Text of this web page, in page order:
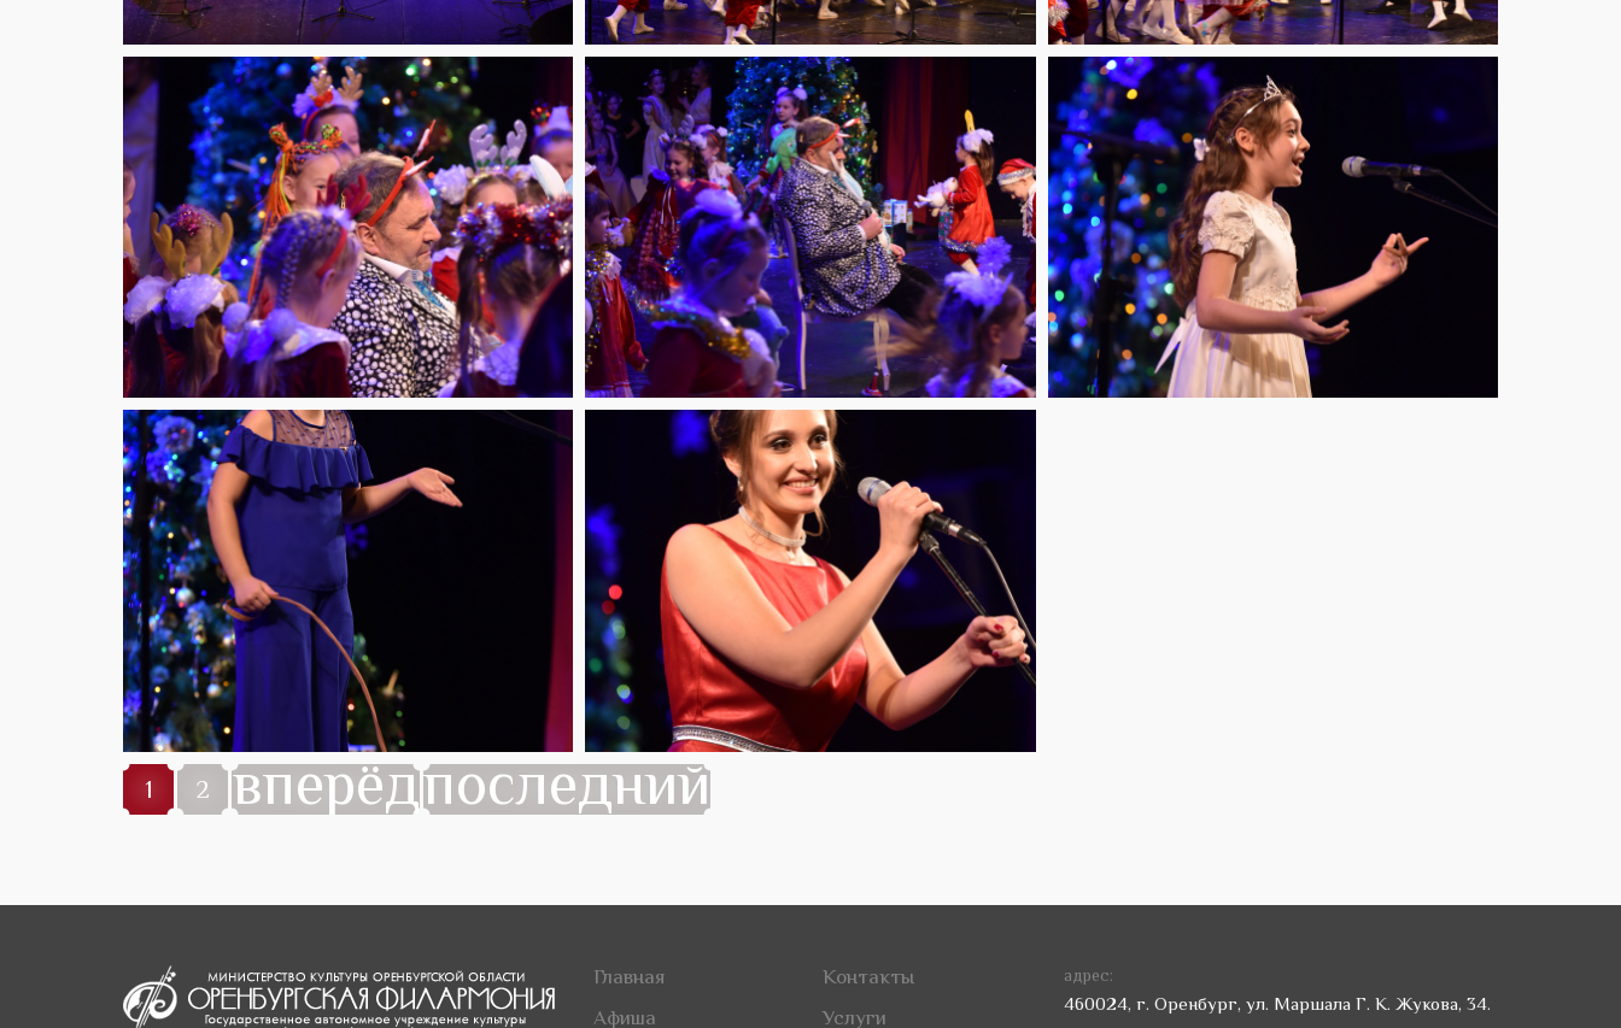
1 2 вперёдпоследний
Главная
Контакты
Афиша
Услуги
адрес:
460024, г. Оренбург, ул. Маршала Г. К. Жукова, 34.